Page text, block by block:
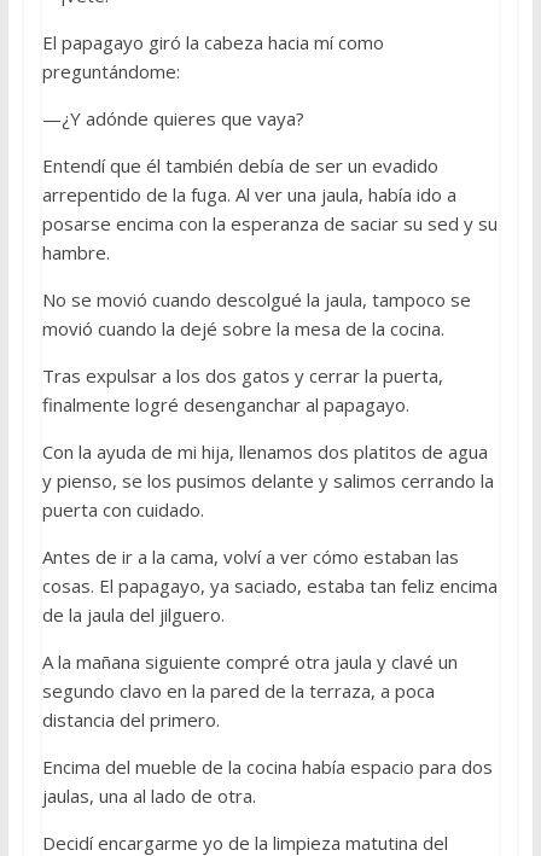
El papagayo giró la cabeza hacia mí como
preguntándome:
—¿Y adónde quieres que vaya?
Entendí que él también debía de ser un evadido
arrepentido de la fuga. Al ver una jaula, había ido a
posarse encima con la esperanza de saciar su sed y su
hambre.
No se movió cuando descolgué la jaula, tampoco se
movió cuando la dejé sobre la mesa de la cocina.
Tras expulsar a los dos gatos y cerrar la puerta,
finalmente logré desenganchar al papagayo.
Con la ayuda de mi hija, llenamos dos platitos de agua
y pienso, se los pusimos delante y salimos cerrando la
puerta con cuidado.
Antes de ir a la cama, volví a ver cómo estaban las
cosas. El papagayo, ya saciado, estaba tan feliz encima
de la jaula del jilguero.
A la mañana siguiente compré otra jaula y clavé un
segundo clavo en la pared de la terraza, a poca
distancia del primero.
Encima del mueble de la cocina había espacio para dos
jaulas, una al lado de otra.
Decidí encargarme yo de la limpieza matutina del